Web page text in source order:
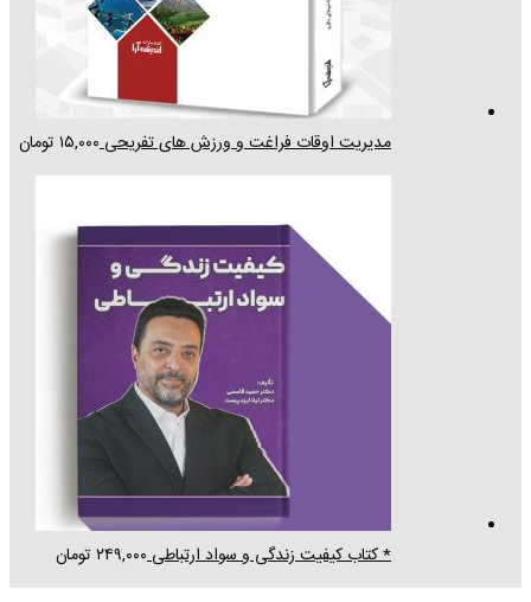
مدیریت اوقات فراغت و ورزش های تفریحی ۱۵,۰۰۰ تومان
* کتاب کیفیت زندگی و سواد ارتباطی ۲۴۹,۰۰۰ تومان